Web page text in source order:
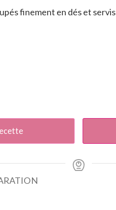
finement en dés et servis